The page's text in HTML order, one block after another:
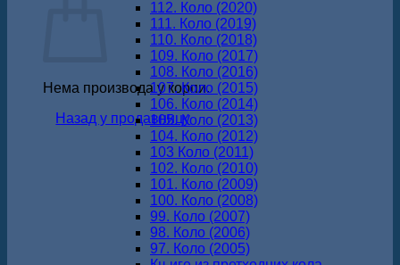
Нема производа у корпи.
Назад у продавницу
112. Коло (2020)
111. Коло (2019)
110. Коло (2018)
109. Коло (2017)
108. Коло (2016)
107. Коло (2015)
106. Коло (2014)
105. Коло (2013)
104. Коло (2012)
103 Коло (2011)
102. Коло (2010)
101. Коло (2009)
100. Коло (2008)
99. Коло (2007)
98. Коло (2006)
97. Коло (2005)